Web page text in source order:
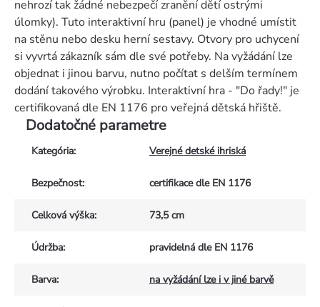
nehrozí tak žádné nebezpečí zranění dětí ostrými
úlomky). Tuto interaktivní hru (panel) je vhodné umístit
na stěnu nebo desku herní sestavy. Otvory pro uchycení
si vyvrtá zákazník sám dle své potřeby. Na vyžádání lze
objednat i jinou barvu, nutno počítat s delším termínem
dodání takového výrobku. Interaktivní hra - "Do řady!" je
certifikovaná dle EN 1176 pro veřejná dětská hřiště.
Dodatočné parametre
Kategória: Verejné detské ihriská
Bezpečnost: certifikace dle EN 1176
Celková výška: 73,5 cm
Údržba: pravidelná dle EN 1176
Barva: na vyžádání lze i v jiné barvě